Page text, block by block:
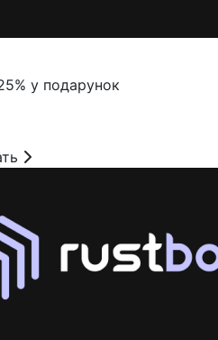
у подарунок